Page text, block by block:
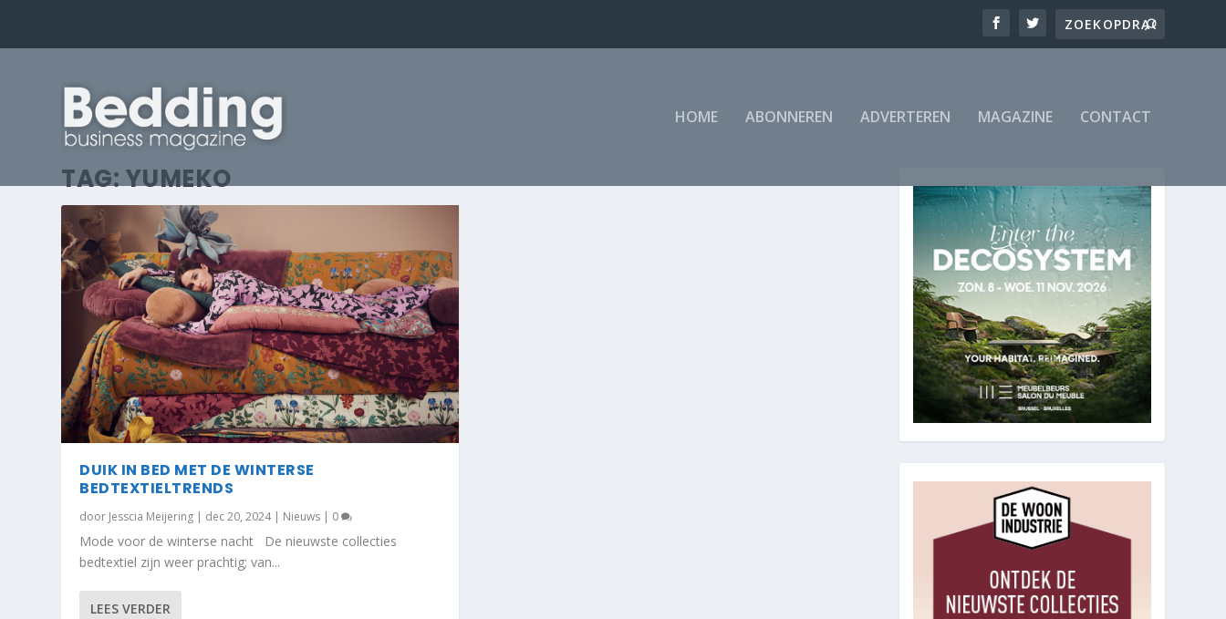
HOME ABONNEREN ADVERTEREN MAGAZINE CONTACT
TAG:YUMEKO
DUIK IN BED MET DE WINTERSE
BEDTEXTIELTRENDS
door Jesscia Meijering | dec 20, 2024| Nieuws | 0
Mode voor de winterse nacht De nieuwste collecties
bedtextiel zijn weer prachtig; van...
LEES VERDER